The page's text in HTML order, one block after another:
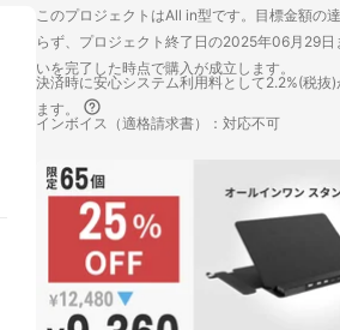
このプロジェクトはAll in型です。目標金額の
らず、プロジェクト終了日の2025年06月29日
いを完了した時点で購入が成立します。
決済時に安心システム利用料として2.2%(税抜)
ます。
インボイス（適格請求書）：対応不可